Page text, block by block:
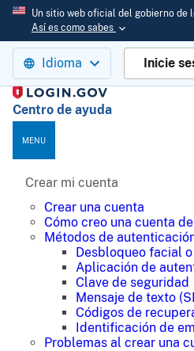
Un sitio web oficial del gobierno de
Así es como sabes
Idioma Inicie
Centro de ayuda
MENU
Crear mi cuenta
Crear una cuenta
Cómo creo una cuenta
Métodos de
Desbloqueo facial
Aplicación de
Clave de seguridad
Mensaje de texto
Códigos de
Identificación de
Problemas al crear una